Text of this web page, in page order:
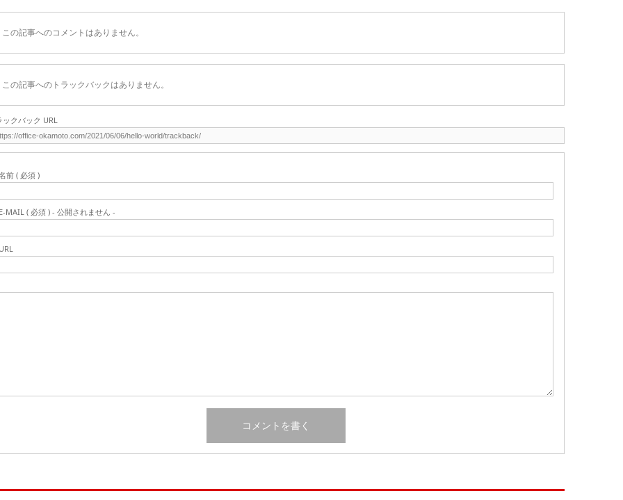
この記事へのコメントはありません。
この記事へのトラックバックはありません。
ックバック URL
前 ( 必須 )
MAIL ( 必須 ) - 公開されません -